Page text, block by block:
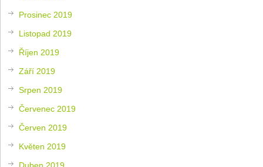
Prosinec 2019
Listopad 2019
Říjen 2019
Září 2019
Srpen 2019
Červenec 2019
Červen 2019
Květen 2019